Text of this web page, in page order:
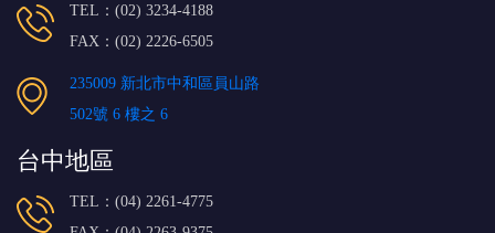
TEL：(02) 3234-4188
FAX：(02) 2226-6505
235009 新北市中和區員山路
502號 6 樓之 6
台中地區
TEL：(04) 2261-4775